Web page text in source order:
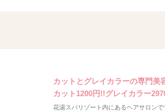
カットとグレイカラーの専門美
カット1200円!!グレイカラー
花湯スパリゾート内にあるヘアサロン